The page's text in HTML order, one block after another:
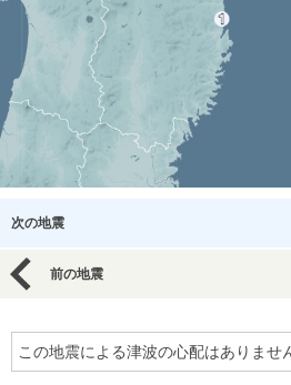
次の地震
前の地震
この地震による津波の心配はありませ